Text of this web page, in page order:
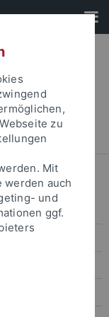
zu
Mit
werden auch
und
ggf.